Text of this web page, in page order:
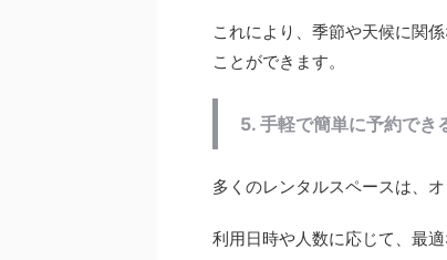
これにより、季節や天候に関
ことができます。
5. 手軽で簡単に予約でき
多くのレンタルスペースは、
利用日時や人数に応じて、最